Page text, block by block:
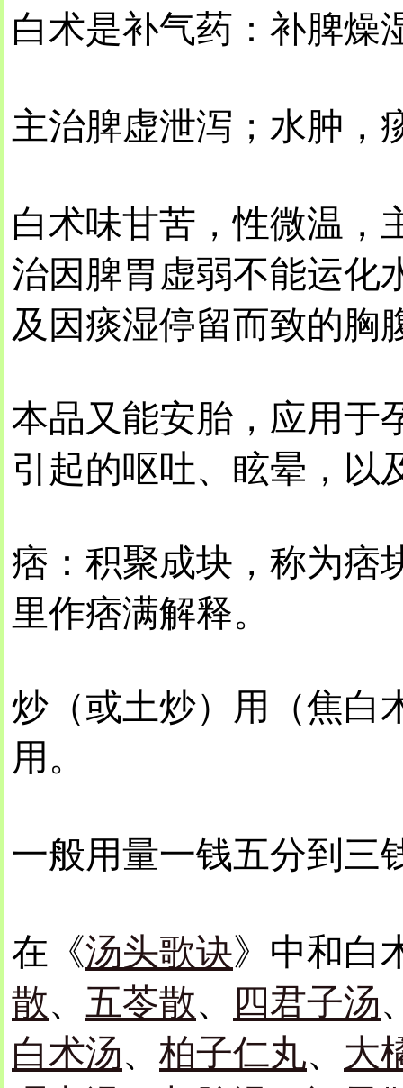
白术是补气药：补脾燥
主治脾虚泄泻；水肿，
白术味甘苦，性微温，
治因脾胃虚弱不能运化
及因痰湿停留而致的胸
本品又能安胎，应用于
引起的呕吐、眩晕，以
痞：积聚成块，称为痞
里作痞满解释。
炒（或土炒）用（焦白
用。
一般用量一钱五分到三
在《汤头歌诀》中和白
散、 五苓散、 四君子汤
白术汤、 柏子仁丸、 大